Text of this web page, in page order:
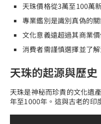
天珠價格從3萬至100萬
專業鑑別是識別真偽的
文化意義遠超過其商業
消費者需謹慎選擇並了
天珠的起源與歷史
天珠是神秘而珍貴的文化遺
年至1000年。這與古老的印